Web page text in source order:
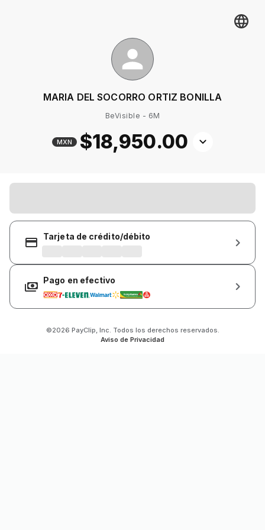
MARIA DEL SOCORRO ORTIZ BONILLA
BeVisible - 6M
MXN $18,950.00
Tarjeta de crédito/débito
Pago en efectivo
©2026 PayClip, Inc. Todos los derechos reservados.
Aviso de Privacidad